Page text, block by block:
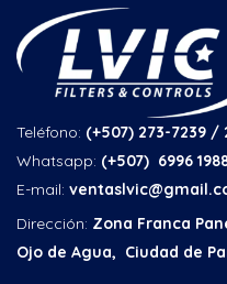
Teléfono: (+507) 273-7239 /
Whatsapp: (+507) 6996
E-mail:
Dirección: Zona Franca
Ojo de Agua, Ciudad de